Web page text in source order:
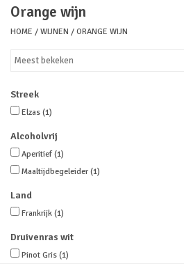
Cider
Azijnen
Vins Nature
Orange wijn
HOME / WIJNEN / ORANGE WIJN
Streek
Elzas (1)
Alcoholvrij
Aperitief(1)
Maaltijdbegeleider (1)
Land
Frankrijk (1)
Druivenras wit
Pinot Gris (1)